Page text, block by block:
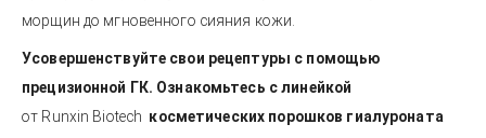
морщин до мгновенного сияния кожи.
Усовершенствуйте свои рецептуры с помощью
прецизионной ГК. Ознакомьтесь с линейкой
от Runxin Biotech косметических порошков гиалуроната